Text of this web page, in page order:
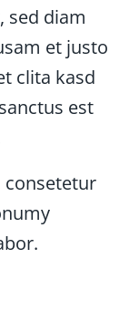
sed diam
et justo
clita kasd
est
consetetur